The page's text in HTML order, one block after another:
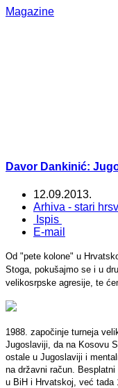
Magazine
Davor Dankinić:
12.09.2013.
Arhiva - stari
Ispis
E-mail
Od "pete kolone" u
Stoga, pokušajmo se i u
velikosrpske agresije, te
1988. započinje turneja
Jugoslaviji, da na Kosovu
ostale u Jugoslaviji i
na državni račun.
u BiH i Hrvatskoj, već tada